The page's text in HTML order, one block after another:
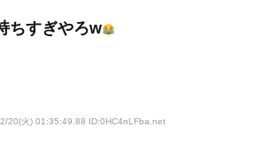
ちすぎやろw
20(火) 01:35:49.88 ID:0HC4nLFba.net